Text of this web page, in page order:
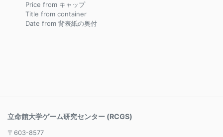
Price from キャップ
Title from container
Date from 背表紙の奥付
立命館大学ゲーム研究センター (RCGS)
〒603-8577